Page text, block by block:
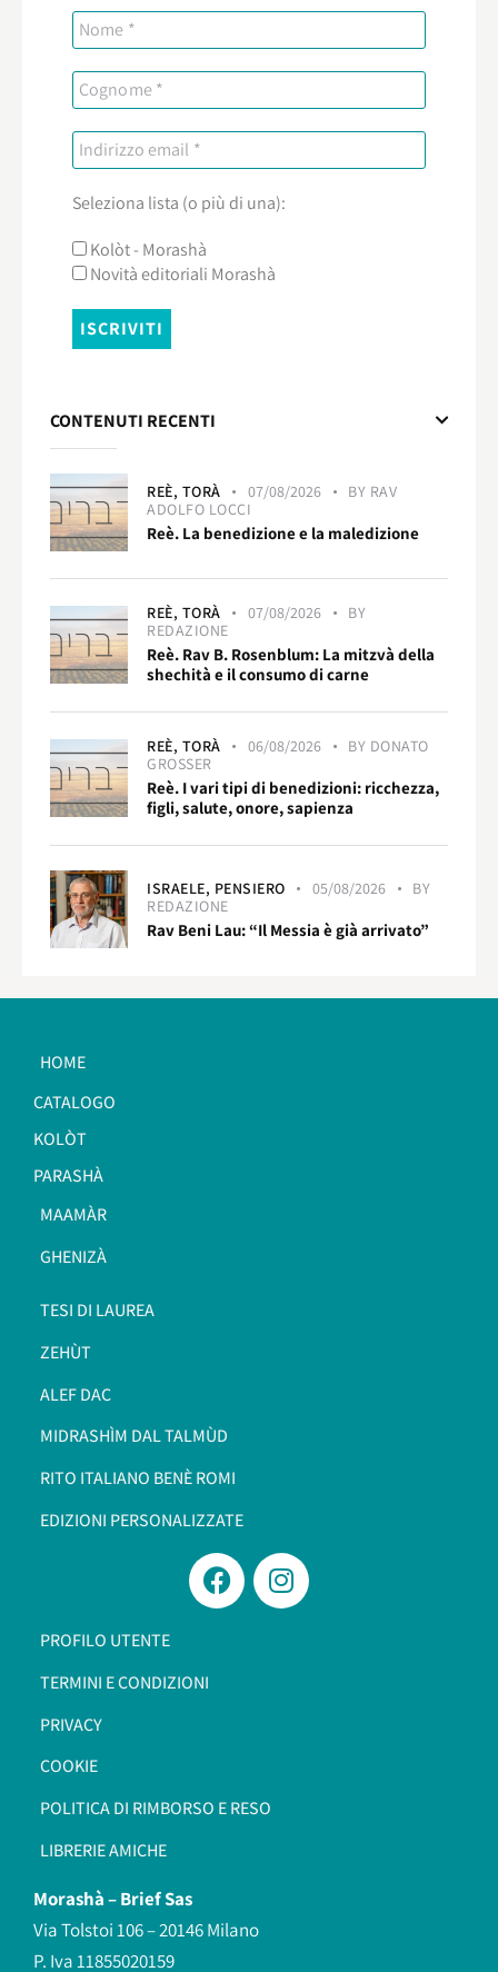
Seleziona lista (o più di una):
Kolòt - Morashà
Novità editoriali Morashà
CONTENUTI RECENTI
REÈ, TORÀ 07/08/2026 BY RAV
ADOLFO LOCCI
Reè. La benedizione e la maledizione
REÈ, TORÀ 07/08/2026
BY
REDAZIONE
Reè. Rav B. Rosenblum: La mitzvà della
shechità e il consumo di carne
REÈ, TORÀ 06/08/2026 BY DONATO
GROSSER
Reè. I vari tipi di benedizioni: ricchezza,
figli, salute, onore, sapienza
ISRAELE, PENSIERO 05/08/2026
BY
REDAZIONE
Rav Beni Lau: “Il Messia è già arrivato”
HOME
CATALOGO
KOLÒT
PARASHÀ
MAAMÀR
GHENIZÀ
TESI DI LAUREA
ZEHÙT
ALEF DAC
MIDRASHÌM DAL TALMÙD
RITO ITALIANO BENÈ ROMI​
EDIZIONI PERSONALIZZATE
PROFILO UTENTE
TERMINI E CONDIZIONI
PRIVACY
COOKIE
POLITICA DI RIMBORSO E RESO
LIBRERIE AMICHE
Morashà –Brief Sas
Via Tolstoi 106 – 20146 Milano
P. Iva 11855020159